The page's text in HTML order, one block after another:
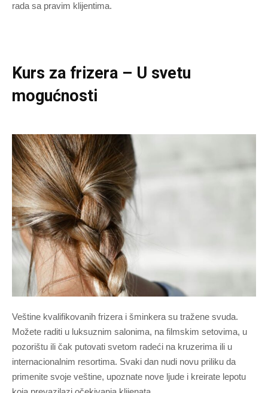
rada sa pravim klijentima.
Kurs za frizera – U svetu
mogućnosti
Veštine kvalifikovanih frizera i šminkera su tražene svuda.
Možete raditi u luksuznim salonima, na filmskim setovima, u
pozorištu ili čak putovati svetom radeći na kruzerima ili u
internacionalnim resortima. Svaki dan nudi novu priliku da
primenite svoje veštine, upoznate nove ljude i kreirate lepotu